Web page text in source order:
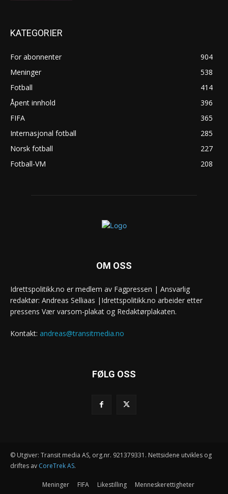
KATEGORIER
For abonnenter
904
Meninger
538
Fotball
414
Åpent innhold
396
FIFA
365
Internasjonal fotball
285
Norsk fotball
227
Fotball-VM
208
OM OSS
Idrettspolitikk.no er medlem av Fagpressen | Ansvarlig
redaktør: Andreas Selliaas |Idrettspolitikk.no arbeider etter
pressens Vær varsom-plakat og Redaktørplakaten.
Kontakt: andreas@transitmedia.no
FØLG OSS
© Utgiver: Transit media AS, org.nr. 921379331. Nettsidene utvikles og
driftes av CoreTrek AS.
Meninger FIFA Likestilling Menneskerettigheter